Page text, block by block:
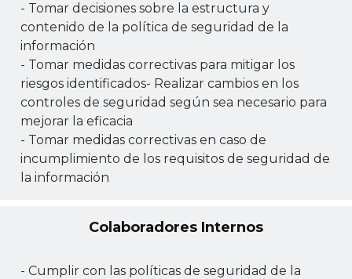
- Tomar decisiones sobre la estructura y
contenido de la política de seguridad de la
información
- Tomar medidas correctivas para mitigar los
riesgos identificados- Realizar cambios en los
controles de seguridad según sea necesario para
mejorar la eficacia
- Tomar medidas correctivas en caso de
incumplimiento de los requisitos de seguridad de
la información
Colaboradores Internos
- Cumplir con las políticas de seguridad de la